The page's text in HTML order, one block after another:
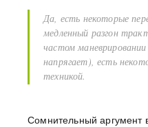
Да, есть некоторые
медленный разгон
частом маневрировании
напрягает), есть
техникой.
Сомнительный аргумент